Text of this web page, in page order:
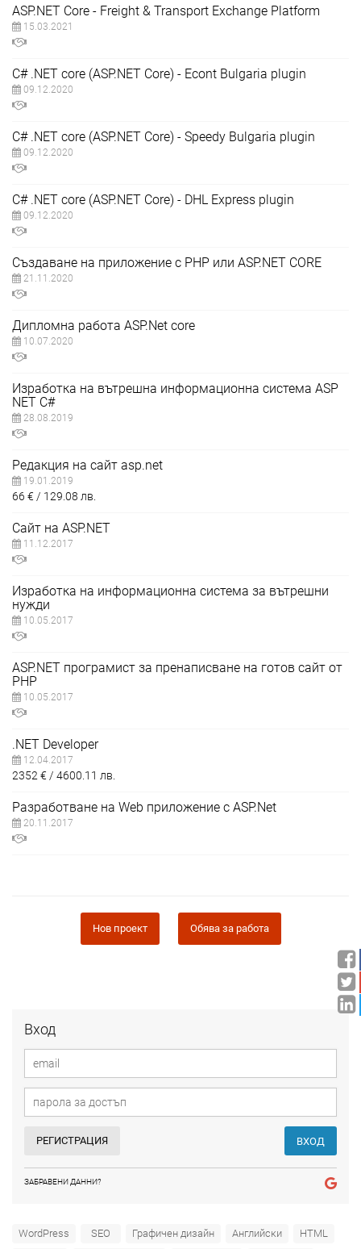
Вход
РЕГИСТРАЦИЯ ВХОД
ЗАБРАВЕНИ ДАННИ?
WordPress SEO Графичен дизайн Английски
HTML
ASP.NET Core - Freight & Transport Exchange Platform
15.03.2021
C# .NET core (ASP.NET Core) - Econt Bulgaria plugin
09.12.2020
C# .NET core (ASP.NET Core) - Speedy Bulgaria plugin
09.12.2020
C# .NET core (ASP.NET Core) - DHL Express plugin
09.12.2020
Създаване на приложение с PHP или АSP.NET CORE
21.11.2020
Дипломна работа ASP.Net core
10.07.2020
Изработка на вътрешна информационна система ASP
NET C#
28.08.2019
Редакция на сайт asp.net
19.01.2019
66 € 129.08 лв.
Сайт на ASP.NET
11.12.2017
Изработка на информационна система за вътрешни
нужди
10.05.2017
ASP.NET програмист за пренаписване на готов сайт от
PHP
10.05.2017
.NET Developer
12.04.2017
2352 € 4600.11 лв.
Разработване на Web приложение с ASP.Net
20.11.2017
Нов проект Обява за работа